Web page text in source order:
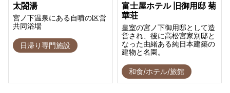
太閤湯
宮ノ下温泉にある自噴の区営
共同浴場
日帰り専門施設
富士屋ホテル 旧御用邸 菊
華荘
皇室の宮ノ下御用邸として造
営され、後に高松宮家別邸と
なった由緒ある純日本建築の
建物と名園。
和食/ホテル/旅館